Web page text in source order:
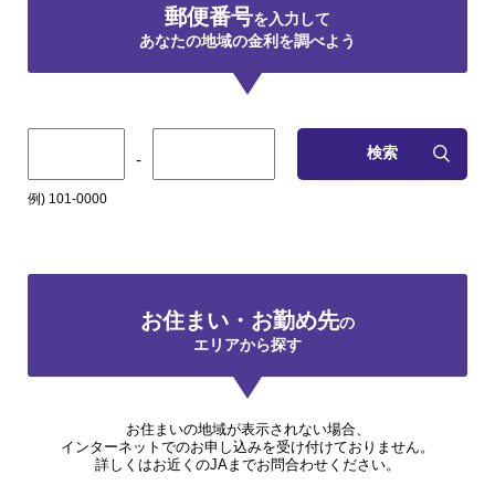
郵便番号を入力して
あなたの地域の金利を調べよう
- 検索
例) 101-0000
お住まい・お勤め先の
エリアから探す
お住まいの地域が表示されない場合、
インターネットでのお申し込みを受け付けておりません。
詳しくはお近くのJAまでお問合わせください。